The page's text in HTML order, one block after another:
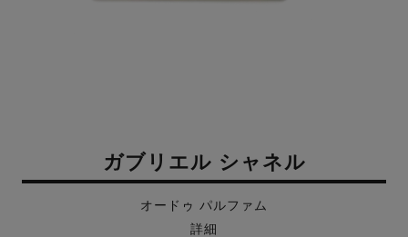
ガブリエル シャネル
オードゥ パルファム
詳細